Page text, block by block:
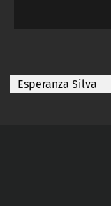
Esperanza Silva